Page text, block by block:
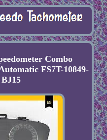
Combo
FS7T-10849-